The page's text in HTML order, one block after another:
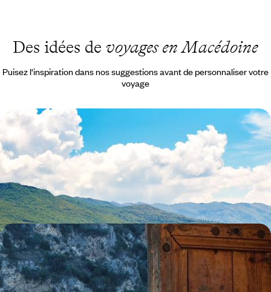
Des idées de voyages en Macédoine
Puisez l'inspiration dans nos suggestions avant de personnaliser votre
voyage
De Skopje au lac d’Ohrid - Nouveau regard sur la
Macédoine du Nord
Aller à la rencontre des arts, du chevauchement des cultures et de
l'ample nature d'un tout jeune pays
6 jours, de CHF 1400 à CHF 1900
Albanie, Macédoine du Nord et Kosovo - Road-trip
au cœur des Balkans
En deux semaines, pour prendre le pouls de trois pays cosmopolites,
attachants et hors des radars